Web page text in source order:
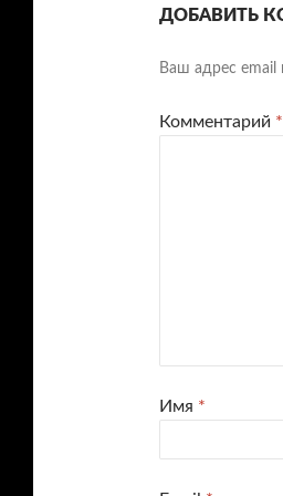
ДОБАВИТЬ
Ваш адрес email
Комментарий *
Имя *